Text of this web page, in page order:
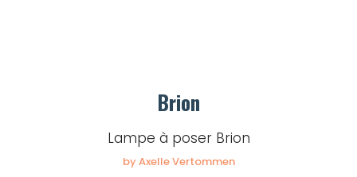
Brion
Lampe à poser Brion
by Axelle Vertommen